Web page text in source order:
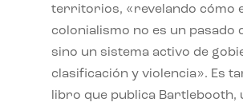
territorios, «revelando cómo
colonialismo no es un pasado
sino un sistema activo de
clasificación y violencia». Es
libro que publica Bartlebooth,